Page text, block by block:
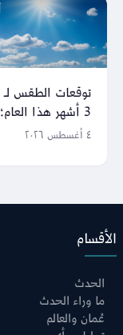
توقعات الطقس لـ
3 أشهر هذا العام؛
ماذا تغير مقارنة
٤ أغسطس ٢٠٢٦
الأقسام
الحدث
ما وراء الحدث
عُمان والعالم